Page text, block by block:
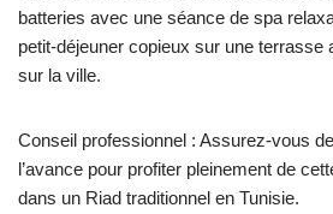
batteries avec une séance de spa
petit-déjeuner copieux sur une terrasse
sur la ville.
Conseil professionnel : Assurez-vous
l’avance pour profiter pleinement de
dans un Riad traditionnel en Tunisie.